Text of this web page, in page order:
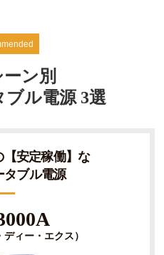
ン別
ル電源 3選
【安定稼働】な
タブル電源
ディー・エクス）